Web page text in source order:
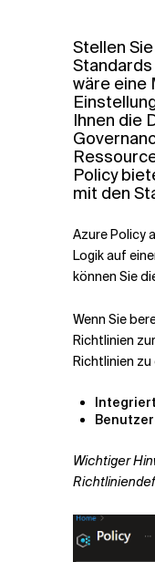
Stellen
wäre eine
Ihnen die
Policy
mit den
Azure Policy
Logik auf
können Sie
Wenn Sie
Richtlinien
Richtlinien
Wichtiger